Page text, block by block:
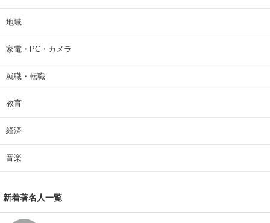
地域
家電・PC・カメラ
就職・転職
教育
経済
音楽
新着著名人一覧